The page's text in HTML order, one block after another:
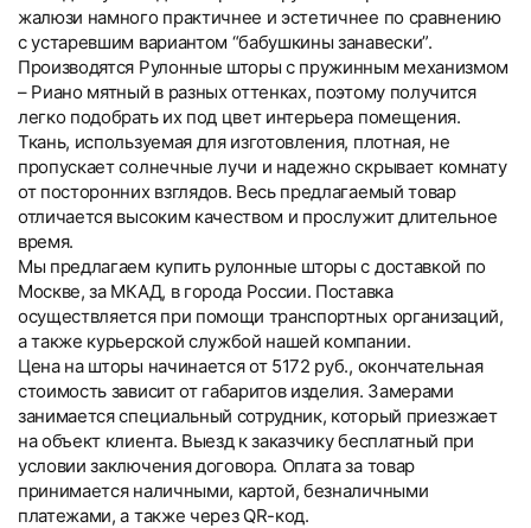
жалюзи намного практичнее и эстетичнее по сравнению
с устаревшим вариантом “бабушкины занавески”.
Производятся Рулонные шторы с пружинным механизмом
– Риано мятный в разных оттенках, поэтому получится
легко подобрать их под цвет интерьера помещения.
Ткань, используемая для изготовления, плотная, не
пропускает солнечные лучи и надежно скрывает комнату
от посторонних взглядов. Весь предлагаемый товар
отличается высоким качеством и прослужит длительное
время.
Мы предлагаем купить рулонные шторы с доставкой по
Москве, за МКАД, в города России. Поставка
осуществляется при помощи транспортных организаций,
а также курьерской службой нашей компании.
Цена на шторы начинается от 5172 руб., окончательная
стоимость зависит от габаритов изделия. Замерами
занимается специальный сотрудник, который приезжает
на объект клиента. Выезд к заказчику бесплатный при
условии заключения договора. Оплата за товар
принимается наличными, картой, безналичными
платежами, а также через QR-код.